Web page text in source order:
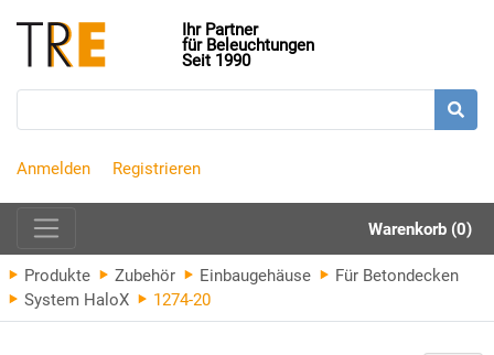
Ihr Partner
für Beleuchtungen
Seit 1990
Anmelden Registrieren
Warenkorb (0)
Produkte Zubehör Einbaugehäuse
Für Betondecken
System HaloX
1274-20